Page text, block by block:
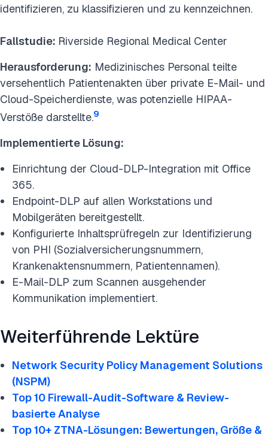
identifizieren, zu klassifizieren und zu kennzeichnen.
Fallstudie: Riverside Regional Medical Center
Herausforderung: Medizinisches Personal teilte
versehentlich Patientenakten über private E-Mail- und
Cloud-Speicherdienste, was potenzielle HIPAA-
Verstöße darstellte.9
Implementierte Lösung:
Einrichtung der Cloud-DLP-Integration mit Office
365.
Endpoint-DLP auf allen Workstations und
Mobilgeräten bereitgestellt.
Konfigurierte Inhaltsprüfregeln zur Identifizierung
von PHI (Sozialversicherungsnummern,
Krankenaktensnummern, Patientennamen).
E-Mail-DLP zum Scannen ausgehender
Kommunikation implementiert.
Weiterführende Lektüre
Network Security Policy Management Solutions
(NSPM)
Top 10 Firewall-Audit-Software & Review-
basierte Analyse
Top 10+ ZTNA-Lösungen: Bewertungen, Größe &